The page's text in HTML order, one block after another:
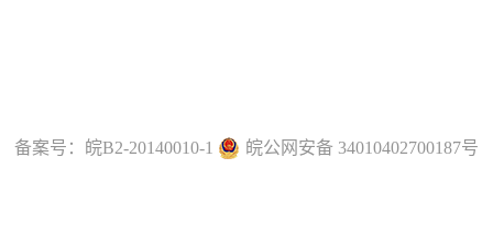
备案号： 皖B2-20140010-1 皖公网安备 34010402700187号